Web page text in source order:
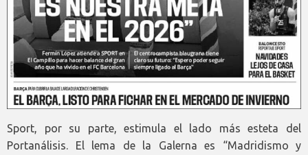
Sport, por su parte, estimula el lado más esteta del
Portanálisis. El lema de la Galerna es “Madridismo y